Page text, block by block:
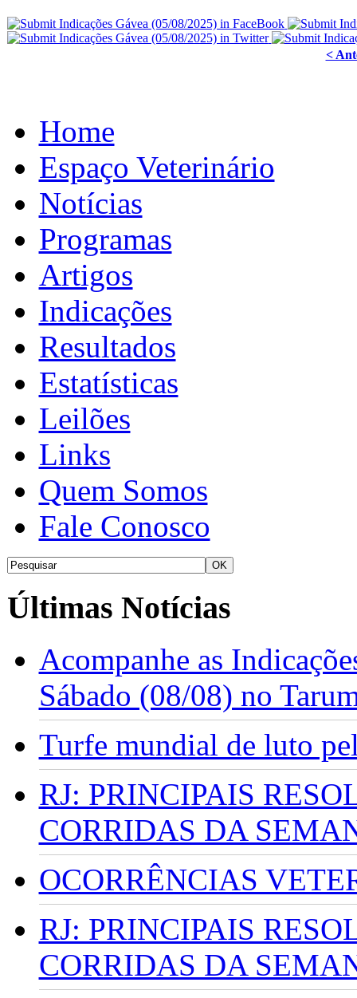
<
Home
Espaço Veterinário
Notícias
Programas
Artigos
Indicações
Resultados
Estatísticas
Leilões
Links
Quem Somos
Fale Conosco
Últimas Notícias
Acompanhe as
Sábado (08/08) no
Turfe mundial de luto
RJ: PRINCIPAIS
CORRIDAS DA
OCORRÊNCIAS
RJ: PRINCIPAIS
CORRIDAS DA